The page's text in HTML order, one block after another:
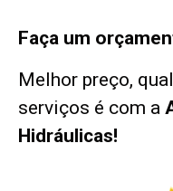
Faça um
Melhor preço,
serviços é com a
Hidráulicas!